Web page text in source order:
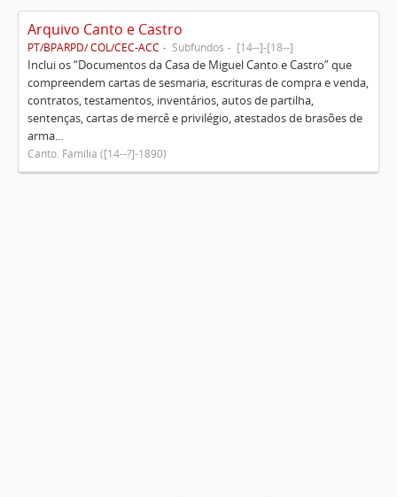
Arquivo Canto e Castro
PT/BPARPD/ COL/CEC-ACC Subfundos [14--]-[18--]
Inclui os “Documentos da Casa de Miguel Canto e Castro” que
compreendem cartas de sesmaria, escrituras de compra e venda,
contratos, testamentos, inventários, autos de partilha,
sentenças, cartas de mercê e privilégio, atestados de brasões de
arma...
Canto. Família ([14--?]-1890)